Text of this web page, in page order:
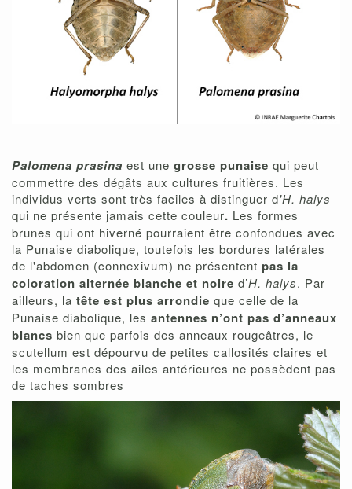
Palomena prasina est une grosse punaise qui peut
commettre des dégâts aux cultures fruitières. Les
individus verts sont très faciles à distinguer d'H. halys
qui ne présente jamais cette couleur. Les formes
brunes qui ont hiverné pourraient être confondues avec
la Punaise diabolique, toutefois les bordures latérales
de l'abdomen (connexivum) ne présentent pas la
coloration alternée blanche et noire d’H. halys. Par
ailleurs, la tête est plus arrondie que celle de la
Punaise diabolique, les antennes n’ont pas d’anneaux
blancs bien que parfois des anneaux rougeâtres, le
scutellum est dépourvu de petites callosités claires et
les membranes des ailes antérieures ne possèdent pas
de taches sombres